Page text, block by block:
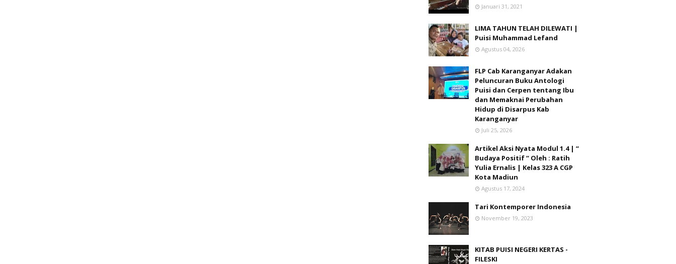
Januari 31, 2021
LIMA TAHUN TELAH DILEWATI |
Puisi Muhammad Lefand
Agustus 04, 2026
FLP Cab Karanganyar Adakan
Peluncuran Buku Antologi
Puisi dan Cerpen tentang Ibu
dan Memaknai Perubahan
Hidup di Disarpus Kab
Karanganyar
Juli 25, 2026
Artikel Aksi Nyata Modul 1.4 | “
Budaya Positif “ Oleh : Ratih
Yulia Ernalis | Kelas 323 A CGP
Kota Madiun
Agustus 17, 2024
Tari Kontemporer Indonesia
November 19, 2023
KITAB PUISI NEGERI KERTAS -
FILESKI